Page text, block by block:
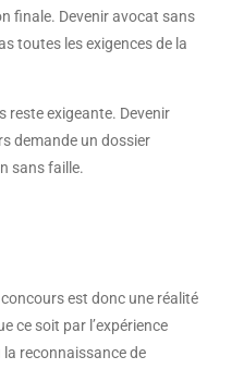
finale. Devenir avocat sans
toutes les exigences de la
reste exigeante. Devenir
demande un dossier
sans faille.
est donc une réalité
ce soit par l’expérience
reconnaissance de